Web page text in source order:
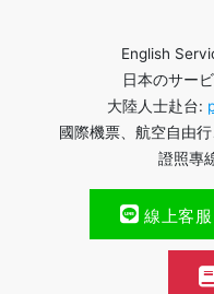
English
日本のサー
大陸人士赴台:
國際機票、航空自由
證照專
線上客服